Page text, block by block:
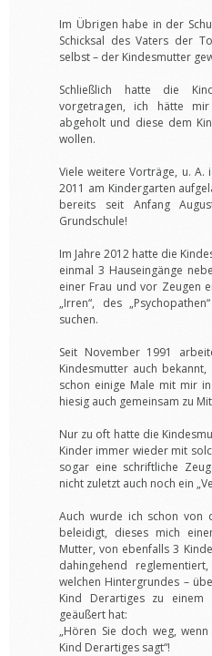
Im Übrigen habe in der
Schicksal des Vaters der
selbst – der Kindesmutter
Schließlich hatte die
vorgetragen, ich hätte
abgeholt und diese dem
wollen.
Viele weitere Vorträge, u.
2011 am Kindergarten
bereits seit Anfang
Grundschule!
Im Jahre 2012 hatte die
einmal 3 Hauseingänge
einer Frau und vor Zeugen
„Irren“, des
suchen.
Seit November 1991
Kindesmutter auch
schon einige Male mit mir
hiesig auch gemeinsam zu
Nur zu oft hatte die
Kinder immer wieder mit
sogar eine schriftliche
nicht zuletzt auch noch ein
Auch wurde ich schon von
beleidigt, dieses mich
Mutter, von ebenfalls 3
dahingehend
welchen Hintergrundes –
Kind Derartiges zu einem
geäußert hat:
„Hören Sie doch weg,
Kind Derartiges sagt“!